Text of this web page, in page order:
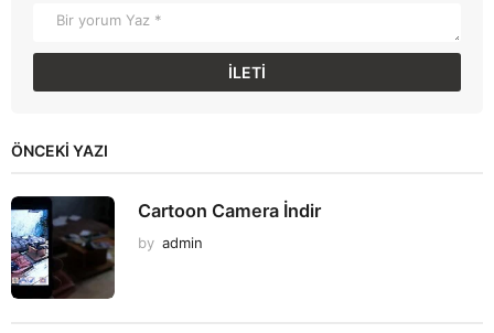
ÖNCEKI YAZI
Cartoon Camera İndir
by admin